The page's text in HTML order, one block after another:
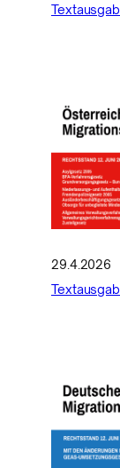
29.4.2026